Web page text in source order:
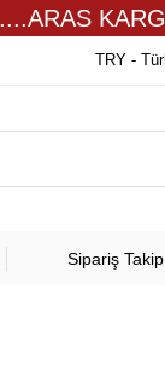
TRY -
Sipariş Takip